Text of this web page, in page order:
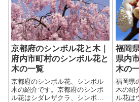
京都府のシンボル花と木｜
府内市町村のシンボル花と
木の一覧
京都府のシンボル花、シンボル
木の紹介です。京都府のシンボ
ル花はシダレザクラ、シンボル
福岡
県内
木の
福岡県
木の紹
ル花は